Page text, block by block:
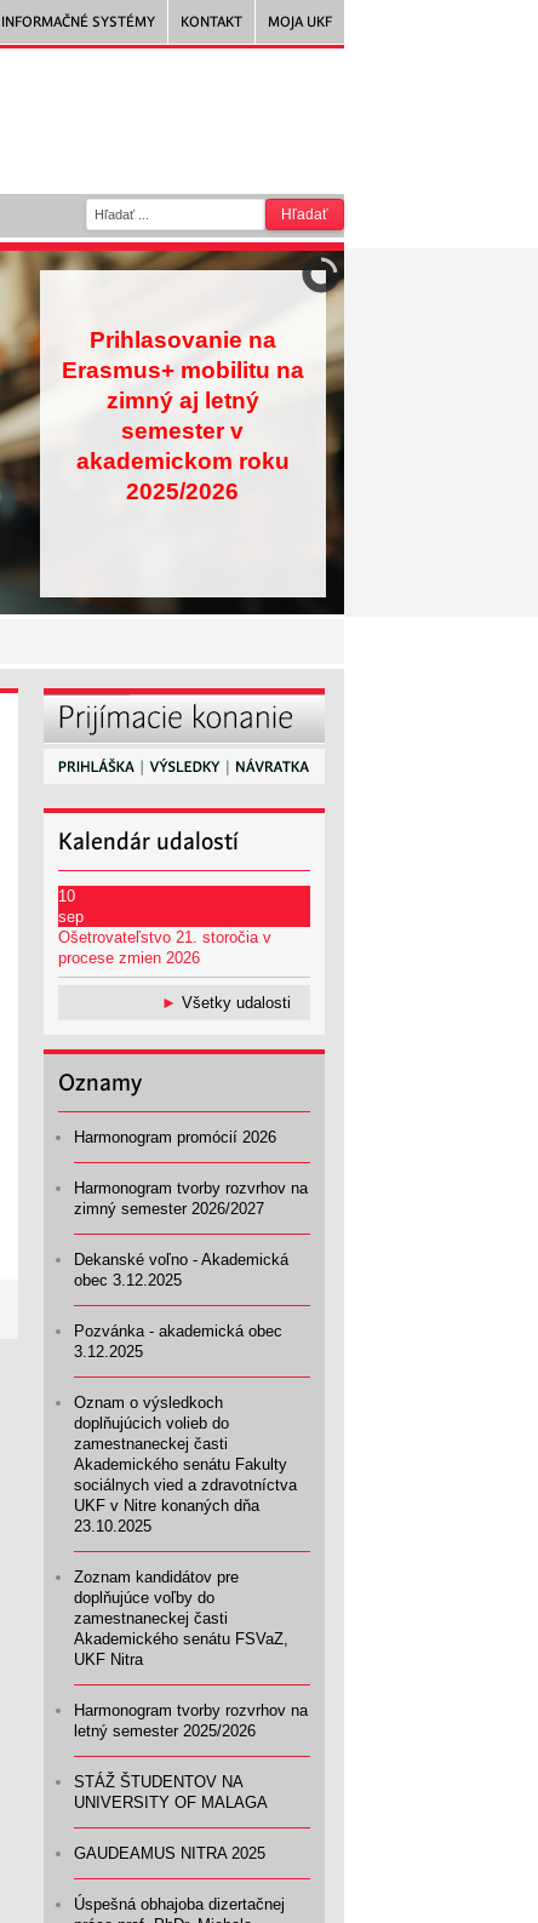
INFORMAČNÉ SYSTÉMY KONTAKT MOJA UKF
Prihlasovanie na
Erasmus+ mobilitu na
zimný aj letný
semester v
akademickom roku
2025/2026
Kalendárudalostí
10
sep
Ošetrovateľstvo 21. storočia v
procese zmien 2026
► Všetky udalosti
Oznamy
Harmonogram promócií 2026
Harmonogram tvorby rozvrhov na
zimný semester 2026/2027
Dekanské voľno - Akademická
obec 3.12.2025
Pozvánka - akademická obec
3.12.2025
Oznam o výsledkoch
doplňujúcich volieb do
zamestnaneckej časti
Akademického senátu Fakulty
sociálnych vied a zdravotníctva
UKF v Nitre konaných dňa
23.10.2025
Zoznam kandidátov pre
doplňujúce voľby do
zamestnaneckej časti
Akademického senátu FSVaZ,
UKF Nitra
Harmonogram tvorby rozvrhov na
letný semester 2025/2026
STÁŽ ŠTUDENTOV NA
UNIVERSITY OF MALAGA
GAUDEAMUS NITRA 2025
Úspešná obhajoba dizertačnej